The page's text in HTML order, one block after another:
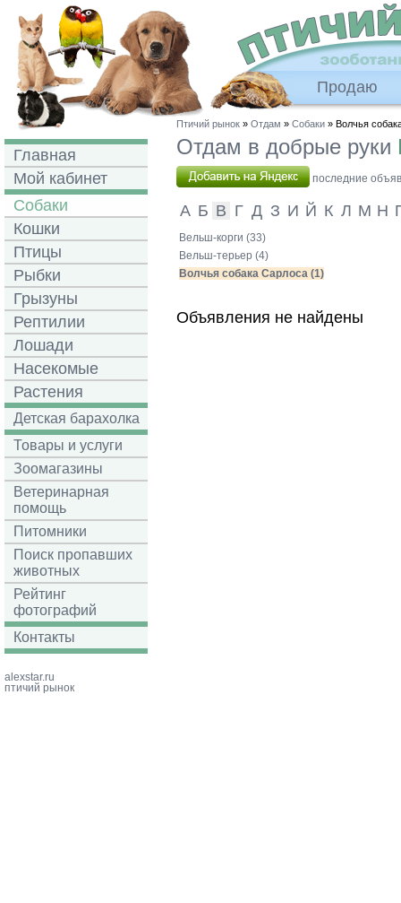
Продаю
Главная
Мой кабинет
Собаки
Кошки
Птицы
Рыбки
Грызуны
Рептилии
Лошади
Насекомые
Растения
Детская барахолка
Товары и услуги
Зоомагазины
Ветеринарная
помощь
Питомники
Поиск пропавших
животных
Рейтинг
фотографий
Контакты
Птичий рынок » Отдам » Собаки » Волчья
Отдам в добрые руки
последние
А Б В Г Д З И Й К Л М Н
Вельш-корги (33)
Вельш-терьер (4)
Волчья собака Сарлоса (1)
Объявления не найдены
alexstar.ru
птичий рынок